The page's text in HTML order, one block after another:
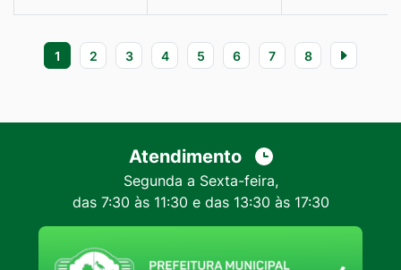
1 2 3 4 5 6 7 8
Atendimento
Segunda a Sexta-feira,
das 7:30 às 11:30 e das 13:30 às 17:30